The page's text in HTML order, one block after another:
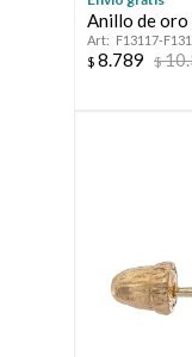
Anillo de oro
F13117-
$ 8.789 $